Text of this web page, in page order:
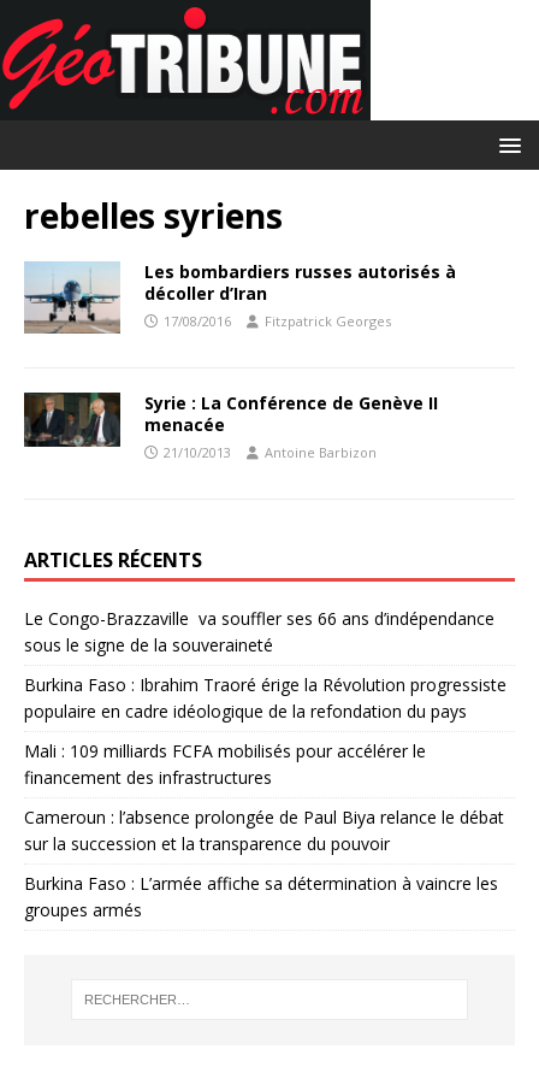
rebelles syriens
Les bombardiers russes autorisés à
décoller d’Iran
17/08/2016 Fitzpatrick Georges
Syrie : La Conférence de Genève II
menacée
21/10/2013 Antoine Barbizon
ARTICLES RÉCENTS
Le Congo-Brazzaville va souffler ses 66 ans d’indépendance
sous le signe de la souveraineté
Burkina Faso : Ibrahim Traoré érige la Révolution progressiste
populaire en cadre idéologique de la refondation du pays
Mali : 109 milliards FCFA mobilisés pour accélérer le
financement des infrastructures
Cameroun : l’absence prolongée de Paul Biya relance le débat
sur la succession et la transparence du pouvoir
Burkina Faso : L’armée affiche sa détermination à vaincre les
groupes armés